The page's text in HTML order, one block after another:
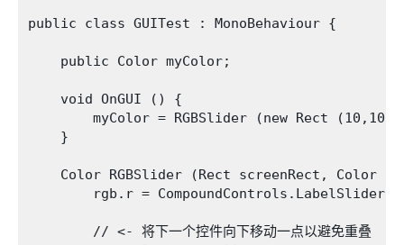
public class GUITest : MonoBehaviour {
    public Color myColor;
    void OnGUI () {
myColor = RGBSlider (new Rect
    }
Color RGBSlider (Rect screenRect, Color
rgb.r = CompoundControls.LabelSlider
        // <- 将下一个控件向下移动一点以避免重叠